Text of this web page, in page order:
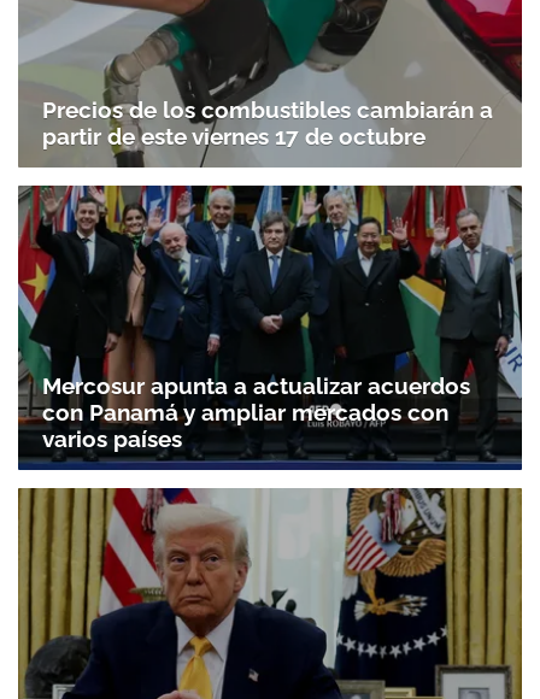
Precios de los combustibles cambiarán a
partir de este viernes 17 de octubre
Mercosur apunta a actualizar acuerdos
con Panamá y ampliar mercados con
varios países